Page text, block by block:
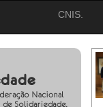
CNIS.